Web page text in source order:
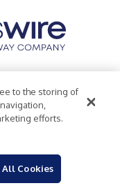
Statement
to the storing of
efforts.
All Cookies